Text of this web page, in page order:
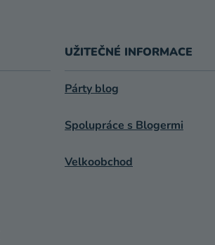
UŽITEČNÉ INFORMACE
Párty blog
Spolupráce s Blogermi
Velkoobchod